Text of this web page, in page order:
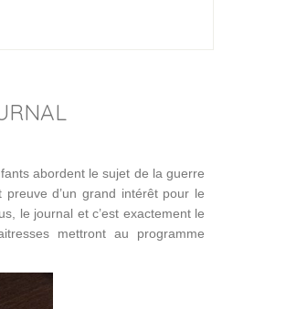
abordent le sujet de la guerre
preuve d’un grand intérêt pour le
le journal et c’est exactement le
mettront au programme